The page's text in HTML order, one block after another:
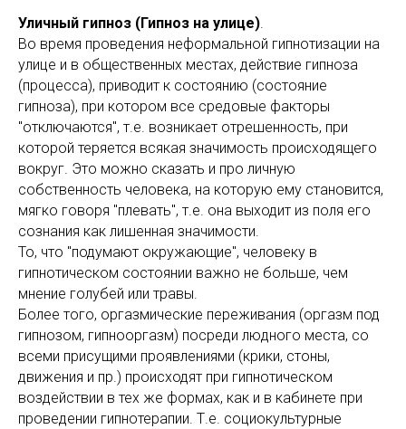
Уличный гипноз (Гипноз на улице).
Во время проведения неформальной гипнотизации на
улице и в общественных местах, действие гипноза
(процесса), приводит к состоянию (состояние
гипноза), при котором все средовые факторы
"отключаются", т.е. возникает отрешенность, при
которой теряется всякая значимость происходящего
вокруг. Это можно сказать и про личную
собственность человека, на которую ему становится,
мягко говоря "плевать", т.е. она выходит из поля его
сознания как лишенная значимости.
То, что "подумают окружающие", человеку в
гипнотическом состоянии важно не больше, чем
мнение голубей или травы.
Более того, оргазмические переживания (оргазм под
гипнозом, гипнооргазм) посреди людного места, со
всеми присущими проявлениями (крики, стоны,
движения и пр.) происходят при гипнотическом
воздействии в тех же формах, как и в кабинете при
проведении гипнотерапии. Т.е. социокультурные